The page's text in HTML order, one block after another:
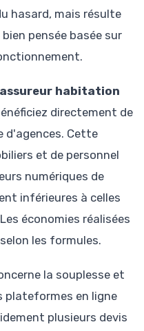
hasard, mais résulte
pensée basée sur
assureur habitation
directement de
d'agences. Cette
et de personnel
numériques de
inférieures à celles
économies réalisées
les formules.
la souplesse et
plateformes en ligne
plusieurs devis